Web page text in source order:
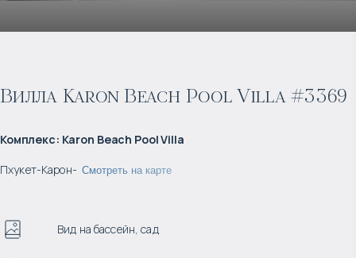
Вилла Karon Beach Pool Villa #3369
Комплекс: Karon Beach Pool Villa
Пхукет-Карон- Смотреть на карте
Вид на бассейн, сад